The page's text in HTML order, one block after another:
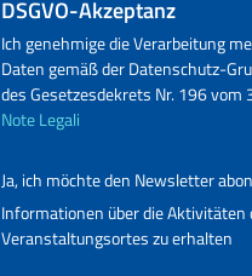
DSGVO-Akzeptanz
Ich genehmige die Verarbeitung
Daten gemäß der Datenschutz-
des Gesetzesdekrets Nr. 196 vom
Note Legali
Ja, ich möchte den Newsletter
Informationen über die Aktivitäten
Veranstaltungsortes zu erhalten